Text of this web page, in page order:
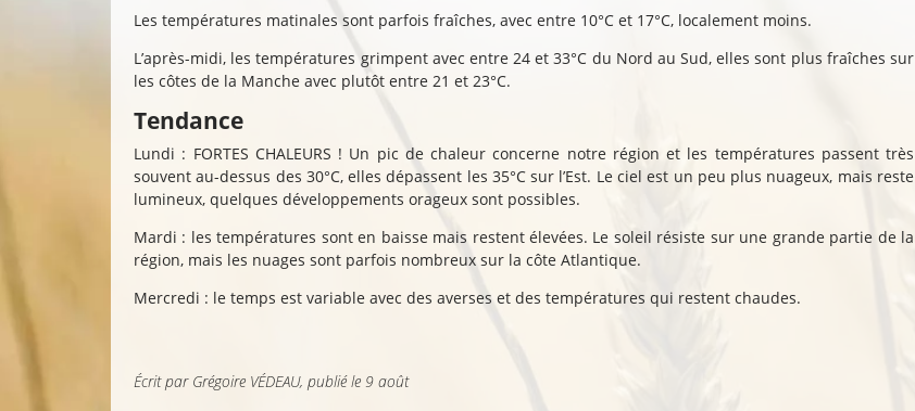
Les températures matinales sont parfois fraîches, avec entre 10°C et 17°C, localement moins.
L’après-midi, les températures grimpent avec entre 24 et 33°C du Nord au Sud, elles sont plus fraîches sur
les côtes de la Manche avec plutôt entre 21 et 23°C.
Tendance
Lundi : FORTES CHALEURS ! Un pic de chaleur concerne notre région et les températures passent très
souvent au-dessus des 30°C, elles dépassent les 35°C sur l’Est. Le ciel est un peu plus nuageux, mais reste
lumineux, quelques développements orageux sont possibles.
Mardi : les températures sont en baisse mais restent élevées. Le soleil résiste sur une grande partie de la
région, mais les nuages sont parfois nombreux sur la côte Atlantique.
Mercredi : le temps est variable avec des averses et des températures qui restent chaudes.
Écrit par Grégoire VÉDEAU, publiéle 9 août